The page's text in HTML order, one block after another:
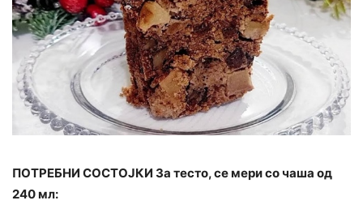
ПОТРЕБНИ СОСТОЈКИ За тесто, се мери со чаша од
240 мл: